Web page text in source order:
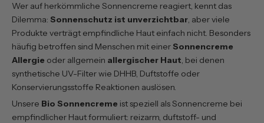
Wer auf herkömmliche Sonnencreme reagiert, kennt das
Dilemma: Sonnenschutz ist unverzichtbar, aber viele
Produkte verträgt empfindliche Haut einfach nicht. Besonders
häufig betroffen sind Menschen mit einerSonnencreme
Allergie oder allgemein allergischer Haut, bei denen
synthetische UV-Filter wie DHHB, Duftstoffe oder
Konservierungsstoffe Reaktionen auslösen.
Unsere Bio Sonnencreme ist speziell als Sonnencreme bei
empfindlicher Haut formuliert: reizarm, duftstoff- und